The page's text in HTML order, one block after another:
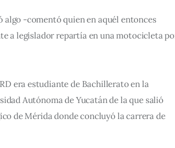
-comentó quien en aquél entonces
a legislador repartía en una motocicleta
era estudiante de Bachillerato en la
Autónoma de Yucatán de la que salió
de Mérida donde concluyó la carrera de